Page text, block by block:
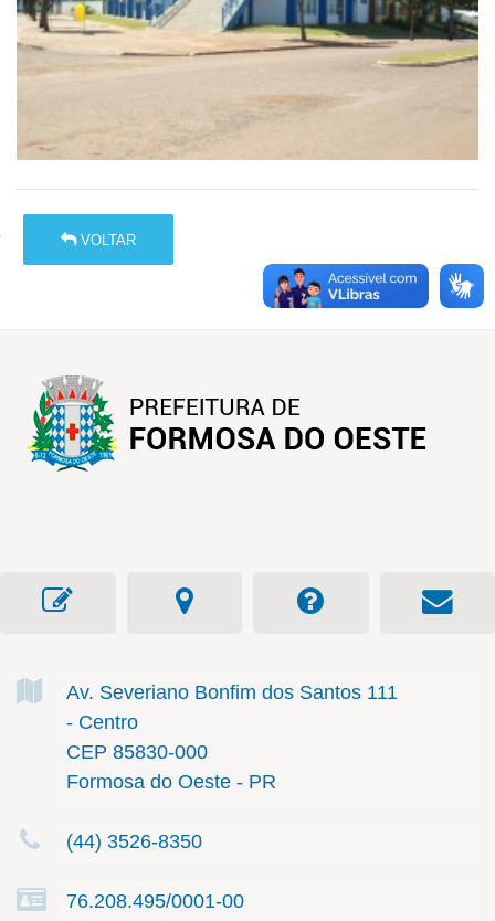
VOLTAR
Av. Severiano Bonfim dos Santos 111
- Centro
CEP 85830-000
Formosa do Oeste - PR
(44) 3526-8350
76.208.495/0001-00